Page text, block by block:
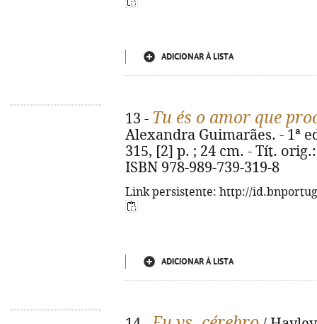
ADICIONAR À LISTA
13 - Tu és o amor que
Alexandra Guimarães. - 1ª
315, [2] p. ; 24 cm. - Tít.
ISBN 978-989-739-319-8
Link persistente: http://
ADICIONAR À LISTA